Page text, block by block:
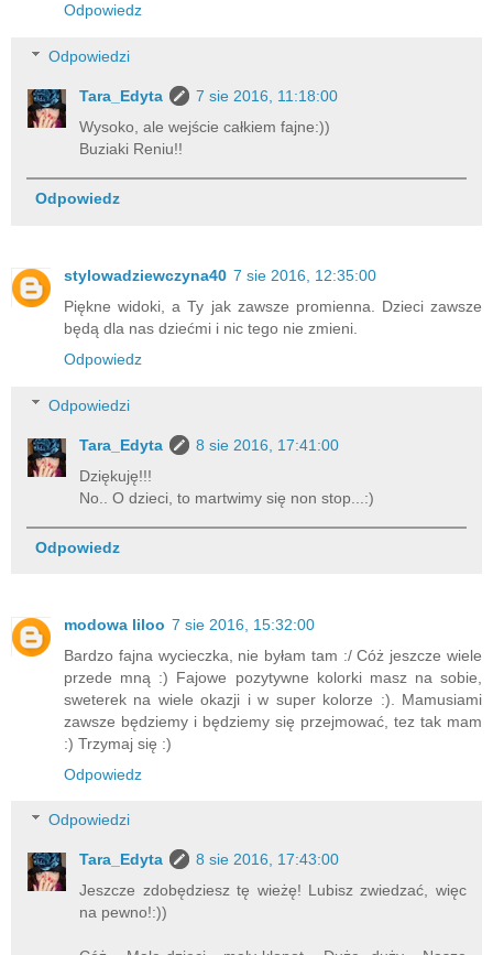
Odpowiedz
Odpowiedzi
Tara_Edyta
7 sie 2016, 11:18:00
Wysoko, ale wejście całkiem fajne:))
Buziaki Reniu!!
Odpowiedz
stylowadziewczyna40 7 sie 2016, 12:35:00
Piękne widoki, a Ty jak zawsze promienna. Dzieci zawsze
będą dla nas dziećmi i nic tego nie zmieni.
Odpowiedz
Odpowiedzi
Tara_Edyta
8 sie 2016, 17:41:00
Dziękuję!!!
No.. O dzieci, to martwimy się non stop...:)
Odpowiedz
modowa liloo 7 sie 2016, 15:32:00
Bardzo fajna wycieczka, nie byłam tam :/ Cóż jeszcze wiele
przede mną :) Fajowe pozytywne kolorki masz na sobie,
sweterek na wiele okazji i w super kolorze :). Mamusiami
zawsze będziemy i będziemy się przejmować, tez tak mam
:) Trzymaj się :)
Odpowiedz
Odpowiedzi
Tara_Edyta
8 sie 2016, 17:43:00
Jeszcze zdobędziesz tę wieżę! Lubisz zwiedzać, więc
na pewno!:))